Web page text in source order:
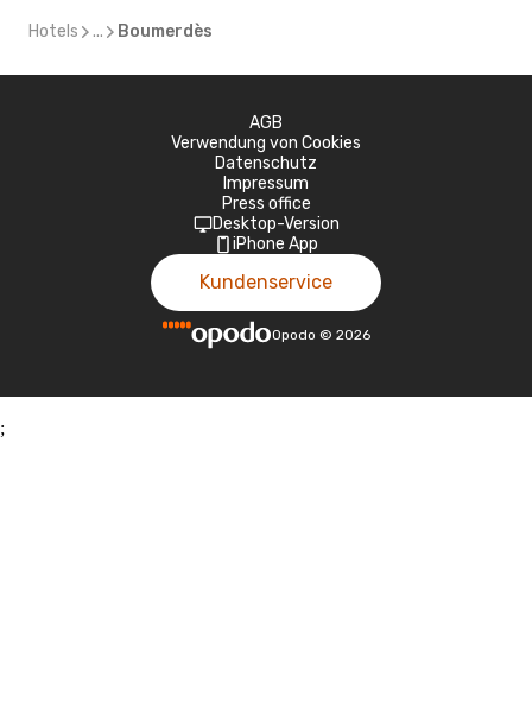
Hotels ... Boumerdès
AGB
Verwendung von Cookies
Datenschutz
Impressum
Press office
Desktop-Version
iPhone App
Kundenservice
Opodo © 2026
;